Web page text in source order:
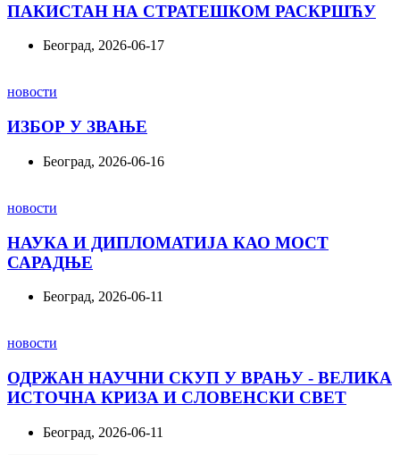
ПАКИСТАН НА СТРАТЕШКОМ РАСКРШЋУ
Београд, 2026-06-17
новости
ИЗБОР У ЗВАЊЕ
Београд, 2026-06-16
новости
НАУКА И ДИПЛОМАТИЈА КАО МОСТ
САРАДЊЕ
Београд, 2026-06-11
новости
ОДРЖАН НАУЧНИ СКУП У ВРАЊУ - ВЕЛИКА
ИСТОЧНА КРИЗА И СЛОВЕНСКИ СВЕТ
Београд, 2026-06-11